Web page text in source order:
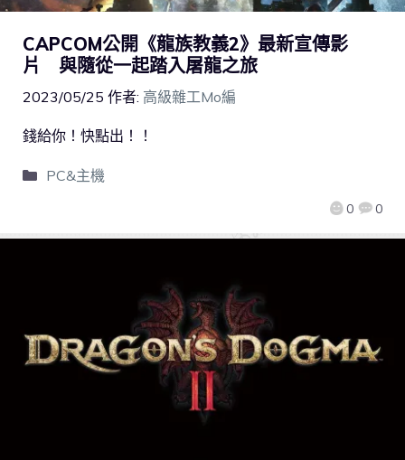
CAPCOM公開《龍族教義2》最新宣傳影
片 與隨從一起踏入屠龍之旅
2023/05/25 作者: 高級雜工Mo編
0 0
錢給你！快點出！！
PC&主機